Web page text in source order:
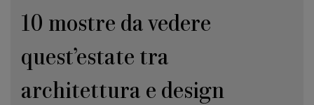
10 mostre da vedere
quest’estate tra
architettura e design